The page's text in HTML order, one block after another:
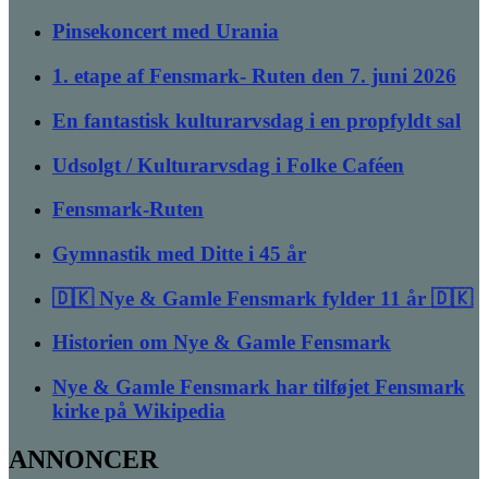
Pinsekoncert med Urania
1. etape af Fensmark- Ruten den 7. juni 2026
En fantastisk kulturarvsdag i en propfyldt sal
Udsolgt / Kulturarvsdag i Folke Caféen
Fensmark-Ruten
Gymnastik med Ditte i 45 år
🇩🇰 Nye & Gamle Fensmark fylder 11 år 🇩🇰
Historien om Nye & Gamle Fensmark
Nye & Gamle Fensmark har tilføjet Fensmark
kirke på Wikipedia
ANNONCER